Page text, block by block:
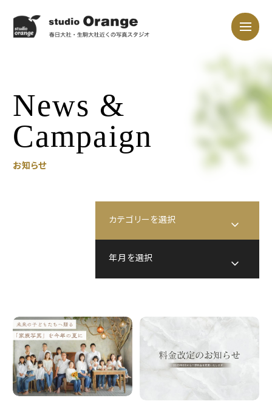
News &
Campaign
お知らせ
カテゴリーを選択
キャンペーン
七五三
七五三出張撮影
営業日のご案内
年月を選択
2025